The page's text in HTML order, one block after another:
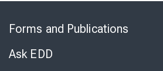
Forms and Publications
Ask EDD